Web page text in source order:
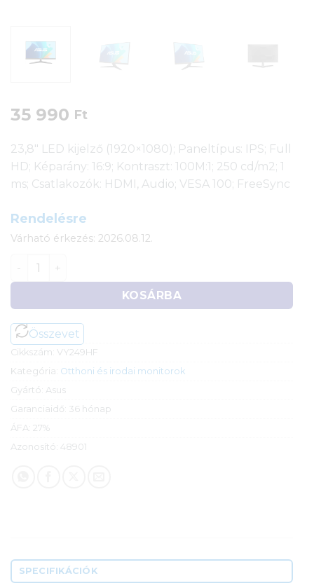
35 990 Ft
23,8″ LED kijelző (1920×1080); Paneltípus: IPS; Full
HD; Képarány: 16:9; Kontraszt: 100M:1; 250 cd/m2; 1
ms; Csatlakozók: HDMI, Audio; VESA 100; FreeSync
Rendelésre
Várható érkezés: 2026.08.12.
23,8" Asus VY249HF Eye Care Gaming monitor (IPS
KOSÁRBA
Összevet
Cikkszám: VY249HF
Kategória: Otthoni és irodai monitorok
Gyártó: Asus
Garanciaidő: 36 hónap
ÁFA: 27%
Azonosító: 48901
SPECIFIKÁCIÓK